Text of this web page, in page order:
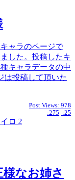
ャラのページで
した。投稿したキ
キャラデータの中
は投稿して頂いた
Post Views: 978
:275 :25
ロ 2
様なお姉さ